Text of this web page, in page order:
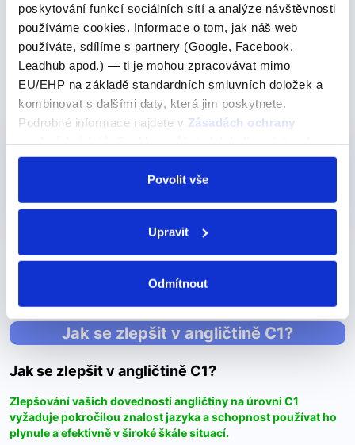
poskytování funkcí sociálních sítí a analýze návštěvnosti
používáme cookies. Informace o tom, jak náš web
používáte, sdílíme s partnery (Google, Facebook,
Leadhub apod.) — ti je mohou zpracovávat mimo
EU/EHP na základě standardních smluvních doložek a
kombinovat s dalšími daty, která jim poskytnete.
Podrobné informace najdete v Zásadách ochrany
odvolat v nastavení cookies, případně se obrátit na
Povolit vše
Upravit
Odmítnout
Produkty, kde výraz nebo frázi učíme
Nejoblíběnější Pro začátečníky
Online kurz - Angličtina od nuly
450 Kč Detail
Další výrazy nebo fráze v této kategorii našeho
Jak se zlepšit v angličtině C1?
Jak se zlepšit v angličtině C1?
Zlepšování vašich dovedností angličtiny na úrovni C1
vyžaduje pokročilou znalost jazyka a schopnost používat ho
plynule a efektivně v široké škále situací.